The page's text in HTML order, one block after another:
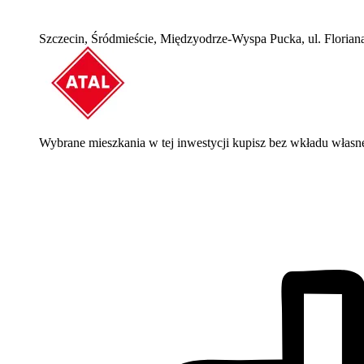
Szczecin, Śródmieście, Międzyodrze-Wyspa Pucka, ul.
Wybrane mieszkania w tej inwestycji kupisz bez wkładu